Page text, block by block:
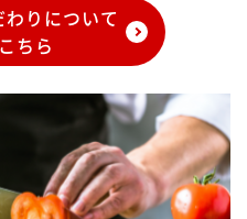
りについて
ちら